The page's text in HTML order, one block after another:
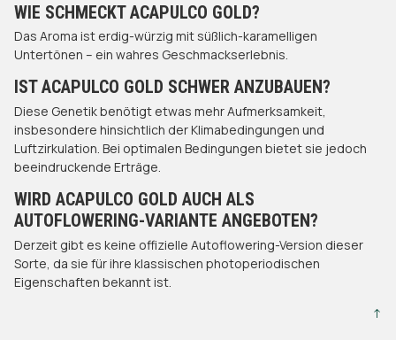
WIE SCHMECKT ACAPULCO GOLD?
Das Aroma ist erdig-würzig mit süßlich-karamelligen
Untertönen – ein wahres Geschmackserlebnis.
IST ACAPULCO GOLD SCHWER ANZUBAUEN?
Diese Genetik benötigt etwas mehr Aufmerksamkeit,
insbesondere hinsichtlich der Klimabedingungen und
Luftzirkulation. Bei optimalen Bedingungen bietet sie jedoch
beeindruckende Erträge.
WIRD ACAPULCO GOLD AUCH ALS
AUTOFLOWERING-VARIANTE ANGEBOTEN?
Derzeit gibt es keine offizielle Autoflowering-Version dieser
Sorte, da sie für ihre klassischen photoperiodischen
Eigenschaften bekannt ist.
↑